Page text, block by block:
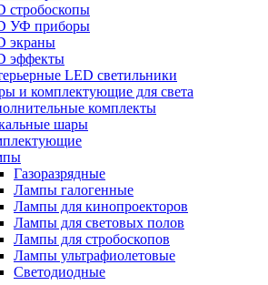
стробоскопы
УФ приборы
экраны
эффекты
LED светильники
и комплектующие для света
комплекты
шары
Газоразрядные
Лампы галогенные
Лампы для кинопроекторов
Лампы для световых полов
Лампы для стробоскопов
Лампы ультрафиолетовые
Светодиодные